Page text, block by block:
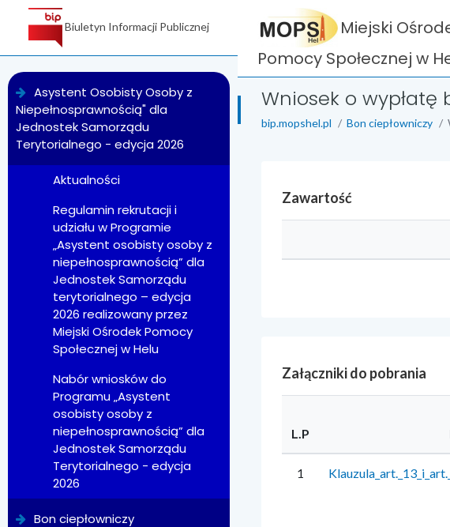
Biuletyn Informacji Publicznej
Asystent Osobisty Osoby z
Niepełnosprawnością" dla
Jednostek Samorządu
Terytorialnego - edycja 2026
Aktualności
Regulamin rekrutacji i
udziału w Programie
„Asystent osobisty osoby z
niepełnosprawnością” dla
Jednostek Samorządu
terytorialnego – edycja
2026 realizowany przez
Miejski Ośrodek Pomocy
Społecznej w Helu
Nabór wniosków do
Programu „Asystent
osobisty osoby z
niepełnosprawnością” dla
Jednostek Samorządu
Terytorialnego - edycja
2026
Bon ciepłowniczy
Miejski
Pomocy Społecznej w
Wniosek o wypłatę
bip.mopshel.pl Bon ciepłowniczy
Zawartość
Załączniki do pobrania
L.P
1